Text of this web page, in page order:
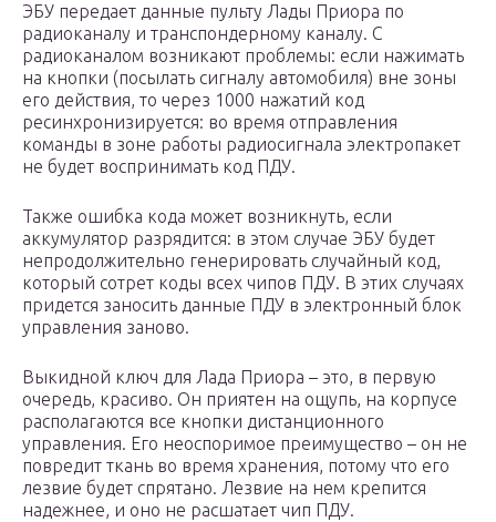
ЭБУ передает данные пульту Лады Приора по
радиоканалу и транспондерному каналу. С
радиоканалом возникают проблемы: если нажимать
на кнопки (посылать сигналу автомобиля) вне зоны
его действия, то через 1000 нажатий код
ресинхронизируется: во время отправления
команды в зоне работы радиосигнала электропакет
не будет воспринимать код ПДУ.
Также ошибка кода может возникнуть, если
аккумулятор разрядится: в этом случае ЭБУ будет
непродолжительно генерировать случайный код,
который сотрет коды всех чипов ПДУ. В этих случаях
придется заносить данные ПДУ в электронный блок
управления заново.
Выкидной ключ для Лада Приора – это, в первую
очередь, красиво. Он приятен на ощупь, на корпусе
располагаются все кнопки дистанционного
управления. Его неоспоримое преимущество – он не
повредит ткань во время хранения, потому что его
лезвие будет спрятано. Лезвие на нем крепится
надежнее, и оно не расшатает чип ПДУ.